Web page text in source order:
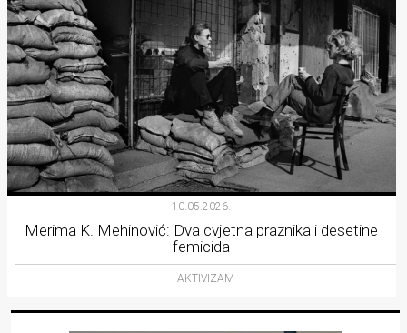
10.05.2026.
Merima K. Mehinović: Dva cvjetna praznika i desetine
femicida
AKTIVIZAM